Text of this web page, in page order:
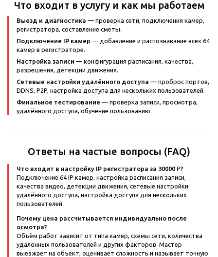
Что входит в услугу и как мы работаем
Выезд и диагностика — проверка сети, подключения камер,
регистратора, составление сметы.
Подключение IP камер — добавление и распознавание всех 64
камер в регистраторе.
Настройка записи — конфигурация расписания, качества,
разрешения, детекции движения.
Сетевые настройки удалённого доступа — проброс портов,
DDNS, P2P, настройка доступа для нескольких пользователей.
Финальное тестирование — проверка записи, просмотра,
удалённого доступа, обучение пользованию.
Ответы на частые вопросы (FAQ)
Что входит в настройку IP регистратора за 30000 ₽?
Подключение 64 IP камер, настройка расписания записи,
качества видео, детекции движения, сетевые настройки
удалённого доступа, настройка доступа для нескольких
пользователей.
Почему цена рассчитывается индивидуально после
осмотра?
Объём работ зависит от типа камер, схемы сети, количества
удалённых пользователей и других факторов. Мастер
выезжает на объект, оценивает сложность и называет точную